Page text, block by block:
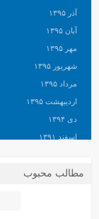
آذر ۱۳۹۵
آبان ۱۳۹۵
مهر ۱۳۹۵
شهریور ۱۳۹۵
مرداد ۱۳۹۵
اردیبهشت ۱۳۹۵
دی ۱۳۹۴
اسفند ۱۳۹۱
مطالب محبوب